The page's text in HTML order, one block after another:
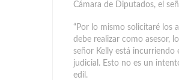
Cámara de Diputados, el
“Por lo mismo solicitaré los
debe realizar como asesor,
señor Kelly está incurriendo
judicial. Esto no es un
edil.